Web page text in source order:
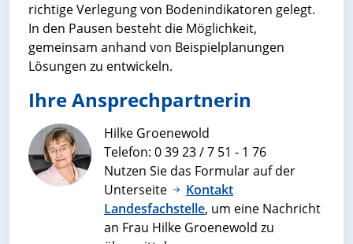
richtige Verlegung von Bodenindikatoren gelegt.
In den Pausen besteht die Möglichkeit,
gemeinsam anhand von Beispielplanungen
Lösungen zu entwickeln.
Ihre Ansprechpartnerin
Hilke Groenewold
Telefon: 0 39 23 / 7 51 - 1 76
Nutzen Sie das Formular auf der
Unterseite
Kontakt
Landesfachstelle, um eine Nachricht
an Frau Hilke Groenewold zu